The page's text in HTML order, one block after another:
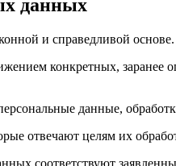
данных
и справедливой основе.
конкретных,
данные,
отвечают целям их